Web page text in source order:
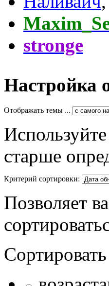
stronge
Настройка
Отображать темы ...
старше
Критерий сортировки:
Позволяет